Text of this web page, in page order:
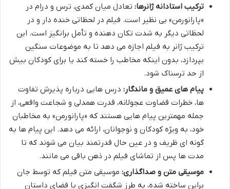
ترکیب استادانه ژانرها: تعادل میان کمدی، ترس و درام در
«پارانورمن» بی نظیر است. فیلم در لحظاتی خنده دار و در
لحظاتی دیگر به شدت تکان دهنده و تأمل برانگیز است. این
ترکیب ژانر به فیلم اجازه می دهد تا به موضوعات سنگین
بپردازد، بدون اینکه مخاطب را خسته کند یا برای کودکان بیش
از حد ترسناک شود.
پیام های عمیق و ماندگار: درس هایی درباره پذیرش تفاوت
ها، خطرات قضاوت عجولانه، قدرت همدلی و شجاعت واقعی، از
جمله مهمترین پیام هایی هستند که «پارانورمن» به مخاطبان
خود، به ویژه کودکان و نوجوانان، ارائه می دهد. این پیام ها به
گونه ای ظریف و در عین حال قدرتمند بیان می شوند که تا
مدت ها پس از تماشای فیلم در ذهن باقی می مانند.
موسیقی متن و صداگذاری: موسیقی متن فیلم که توسط جان
براین ساخته شده، به طرز شگفت انگیزی با فضای داستان